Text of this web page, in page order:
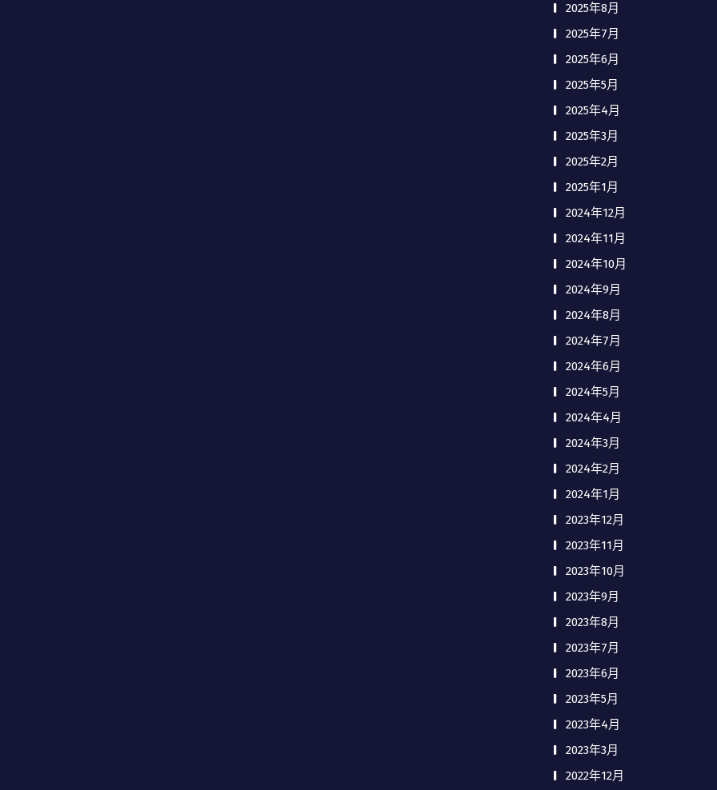
2025年8月
2025年7月
2025年6月
2025年5月
2025年4月
2025年3月
2025年2月
2025年1月
2024年12月
2024年11月
2024年10月
2024年9月
2024年8月
2024年7月
2024年6月
2024年5月
2024年4月
2024年3月
2024年2月
2024年1月
2023年12月
2023年11月
2023年10月
2023年9月
2023年8月
2023年7月
2023年6月
2023年5月
2023年4月
2023年3月
2022年12月